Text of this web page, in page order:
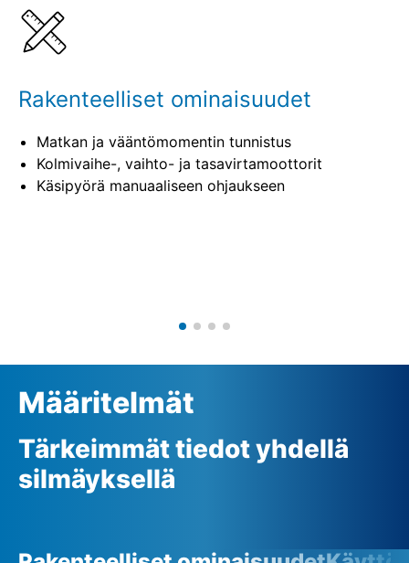
Yhdisteltävät tuotteet
Vastaavat tuotteet
Rakenteelliset ominaisuudet
Matkan ja vääntömomentin tunnistus
Kolmivaihe-, vaihto- ja tasavirtamoottorit
Käsipyörä manuaaliseen ohjaukseen
Määritelmät
Tärkeimmät tiedot yhdellä
silmäyksellä